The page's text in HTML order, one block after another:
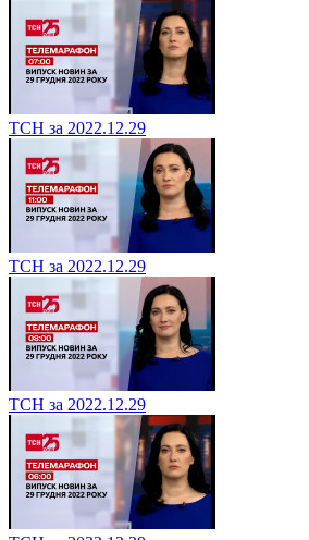
ТСН за 2022.12.29
ТСН за 2022.12.29
ТСН за 2022.12.29